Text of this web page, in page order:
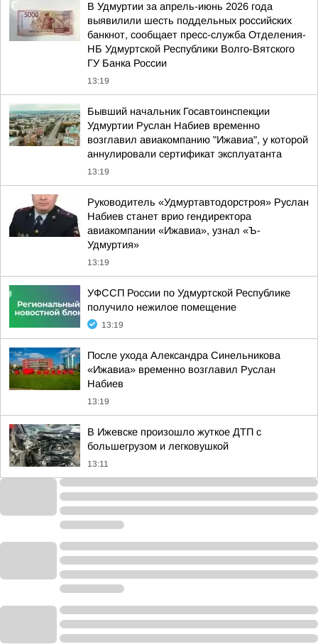
В Удмуртии за апрель-июнь 2026 года
выявилили шесть поддельных российских
банкнот, сообщает пресс-служба Отделения-
НБ Удмуртской Республики Волго-Вятского
ГУ Банка России
13:19
Бывший начальник Госавтоинспекции
Удмуртии Руслан Набиев временно
возглавил авиакомпанию "Ижавиа", у которой
аннулировали сертификат эксплуатанта
13:19
Руководитель «Удмуртавтодорстроя» Руслан
Набиев станет врио гендиректора
авиакомпании «Ижавиа», узнал «Ъ-
Удмуртия»
13:19
УФССП России по Удмуртской Республике
получило нежилое помещение
13:19
После ухода Александра Синельникова
«Ижавиа» временно возглавил Руслан
Набиев
13:19
В Ижевске произошло жуткое ДТП с
большегрузом и легковушкой
13:11